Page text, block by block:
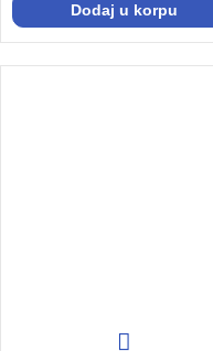
Dodaj u korpu